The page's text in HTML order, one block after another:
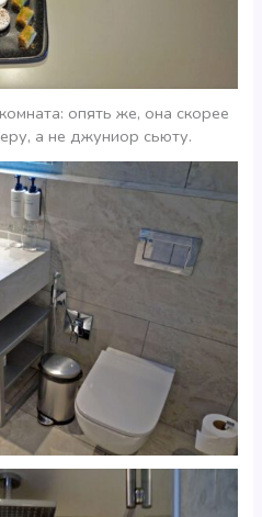
опять же, она скорее
а не джуниор сьюту.